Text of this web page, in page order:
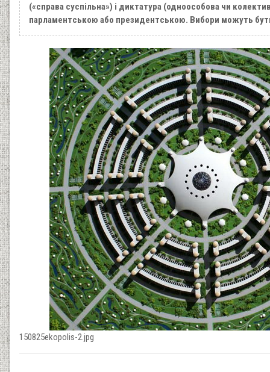
(«справа суспільна») і диктатура (одноособова чи
парламентською або президентською. Вибори можуть
150825ekopolis-2.jpg